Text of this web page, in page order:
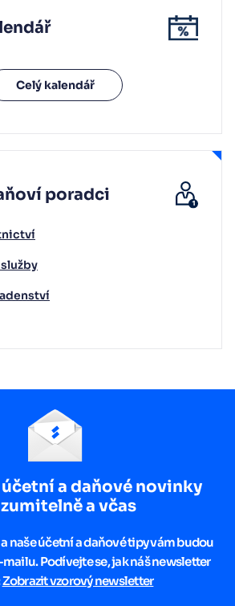
Celý kalendář
poradci
a daňové novinky
a včas
naše účetní a daňové tipy vám budou
Podívejte se, jak náš newsletter
Zobrazit vzorový newsletter